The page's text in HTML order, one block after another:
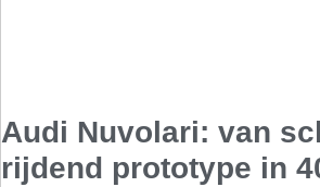
Audi Nuvolari: van
rijdend prototype in